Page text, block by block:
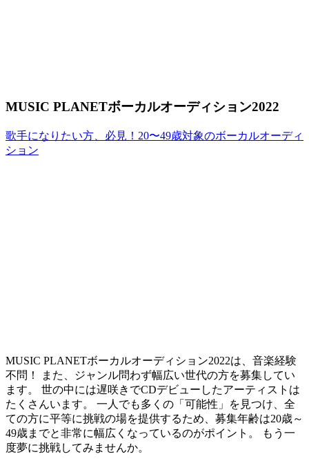
MUSIC PLANETボーカルオーディション2022
歌手になりたい方、必見！20〜49歳対象のボーカルオーディ
ション
MUSIC PLANETボーカルオーディション2022は、音楽経験
不問！ また、ジャンル問わず幅広い世代の方を募集してい
ます。 世の中には遅咲きでCDデビューしたアーティストは
たくさんいます。 一人でも多くの「可能性」を見つけ、全
ての方に平等に挑戦の場を提供するため、募集年齢は20歳～
49歳までと非常に幅広くなっているのがポイント。
もう一
度夢に挑戦してみませんか。